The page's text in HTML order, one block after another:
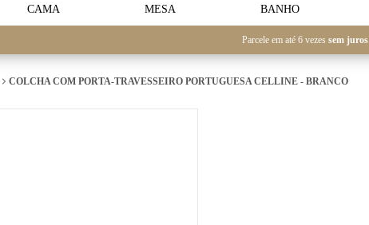
CAMA MESA BANHO
Parcele em até 6 vezes sem juros
COLCHA COM PORTA-TRAVESSEIRO PORTUGUESA CELLINE - BRANCO